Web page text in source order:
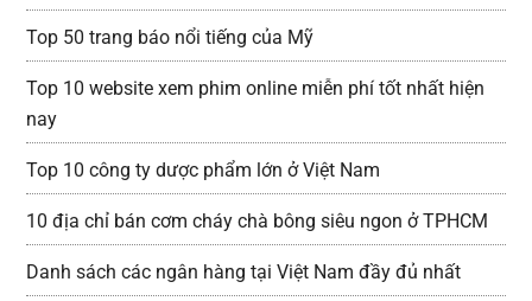
Top 50 trang báo nổi tiếng của Mỹ
Top 10 website xem phim online miễn phí tốt nhất hiện
nay
Top 10 công ty dược phẩm lớn ở Việt Nam
10 địa chỉ bán cơm cháy chà bông siêu ngon ở TPHCM
Danh sách các ngân hàng tại Việt Nam đầy đủ nhất